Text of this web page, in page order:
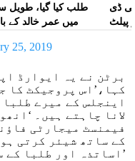
طلب کیا گیا، طویل
میں عمر خالد کے
ڈی
پیلٹ
25, 2019
برٹن نے یہ ایوارڈ
کہا،’اس پروجیکٹ کا
اینجلس کے میرے
لانا چاہتے ہیں۔
فیمنسٹ میجارٹی
کے ساتھ شیئر کرتی
اساتذہ اور طلبا کے ساتھ شیئر کرتی ہوں۔’